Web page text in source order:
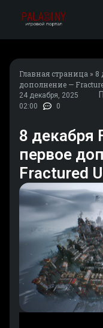
Главная страница » 8
дополнение —
24 декабря, 2025
02:00
0
8 декабря
первое
Fractured